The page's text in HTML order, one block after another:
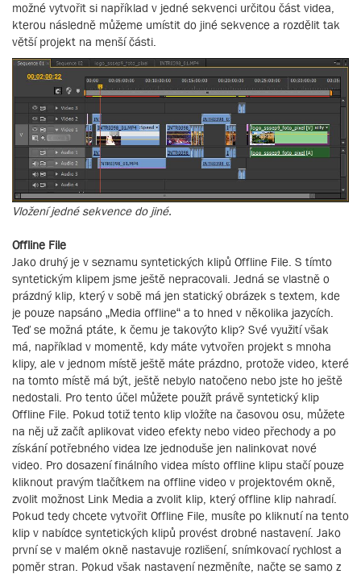
možné vytvořit si například v jedné sekvenci určitou část videa,
kterou následně můžeme umístit do jiné sekvence a rozdělit tak
větší projekt na menší části.
Vložení jedné sekvence do jiné.
Offline File
Jako druhý je v seznamu syntetických klipů Offline File. S tímto
syntetickým klipem jsme ještě nepracovali. Jedná se vlastně o
prázdný klip, který v sobě má jen statický obrázek s textem, kde
je pouze napsáno „Media offline“ a to hned v několika jazycích.
Teď se možná ptáte, k čemu je takovýto klip? Své využití však
má, například v momentě, kdy máte vytvořen projekt s mnoha
klipy, ale v jednom místě ještě máte prázdno, protože video, které
na tomto místě má být, ještě nebylo natočeno nebo jste ho ještě
nedostali. Pro tento účel můžete použít právě syntetický klip
Offline File. Pokud totiž tento klip vložíte na časovou osu, můžete
na něj už začít aplikovat video efekty nebo video přechody a po
získání potřebného videa lze jednoduše jen nalinkovat nové
video. Pro dosazení finálního videa místo offline klipu stačí pouze
kliknout pravým tlačítkem na offline video v projektovém okně,
zvolit možnost Link Media a zvolit klip, který offline klip nahradí.
Pokud tedy chcete vytvořit Offline File, musíte po kliknutí na tento
klip v nabídce syntetických klipů provést drobné nastavení. Jako
první se v malém okně nastavuje rozlišení, snímkovací rychlost a
poměr stran. Pokud však nastavení nezměníte, načte se samo z